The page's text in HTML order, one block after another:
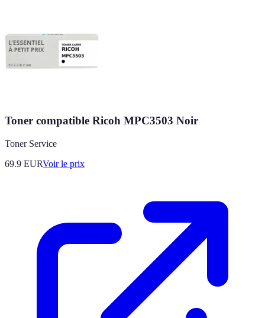
Toner compatible Ricoh MPC3503 Noir
Toner Service
69.9 EURVoir le prix